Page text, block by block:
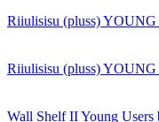
Riiulisisu (pluss) YOUNG
Riiulisisu (pluss) YOUNG
Wall Shelf II Young